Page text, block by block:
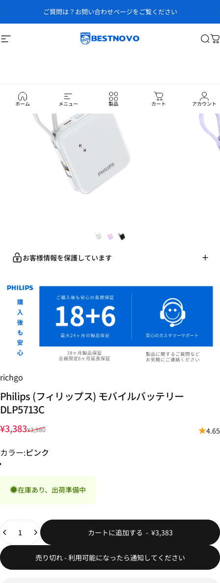
ご質問は？お問い合わせページをご覧ください
スライドショーを一時停止
サイトナビゲーションベストノボ 検索
ホーム メニュー 製品 カート アカウント
お客様情報を保護しています
richgo
Philips (フィリップス) モバイルバッテリー
DLP5713C
販売価格
¥3,383
通常価格¥3,980 4.65
カラー
カラー:ピンク
在庫あり、出荷準備中
カートに追加する - ¥3,383
売り切れ - 利用可能になったら通知してください